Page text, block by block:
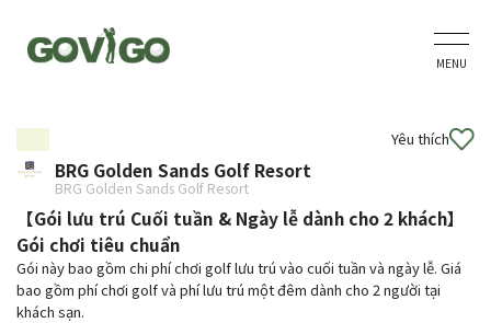
MENU
Yêu thích
BRG Golden Sands Golf Resort
BRG Golden Sands Golf Resort
【Gói lưu trú Cuối tuần & Ngày lễ dành cho 2 khách】
Gói chơi tiêu chuẩn
Gói này bao gồm chi phí chơi golf lưu trú vào cuối tuần và ngày lễ. Giá
bao gồm phí chơi golf và phí lưu trú một đêm dành cho 2 người tại
khách sạn.